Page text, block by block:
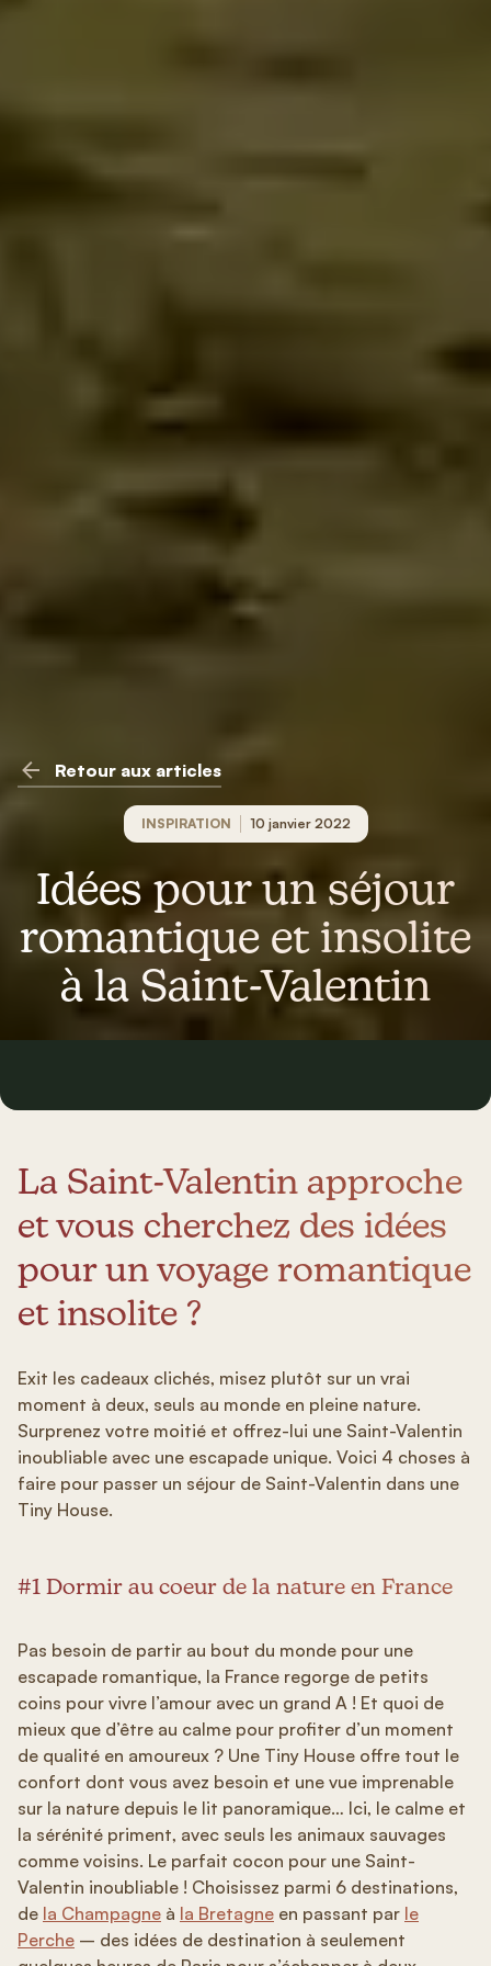
Retour aux articles
INSPIRATION 10 janvier 2022
Idées pour un séjour
romantique et insolite
à la Saint-Valentin
La Saint-Valentin approche
et vous cherchez des idées
pour un voyage romantique
et insolite ?
Exit les cadeaux clichés, misez plutôt sur un vrai
moment à deux, seuls au monde en pleine nature.
Surprenez votre moitié et offrez-lui une Saint-Valentin
inoubliable avec une escapade unique. Voici 4 choses à
faire pour passer un séjour de Saint-Valentin dans une
Tiny House.
#1 Dormir au coeur de la nature en France
Pas besoin de partir au bout du monde pour une
escapade romantique, la France regorge de petits
coins pour vivre l’amour avec un grand A ! Et quoi de
mieux que d’être au calme pour profiter d’un moment
de qualité en amoureux ? Une Tiny House offre tout le
confort dont vous avez besoin et une vue imprenable
sur la nature depuis le lit panoramique… Ici, le calme et
la sérénité priment, avec seuls les animaux sauvages
comme voisins. Le parfait cocon pour une Saint-
Valentin inoubliable ! Choisissez parmi 6 destinations,
de la Champagne à la Bretagne en passant par le
Perche – des idées de destination à seulement